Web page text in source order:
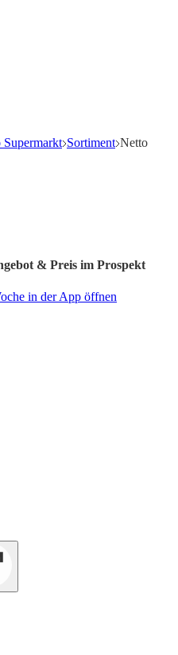
Supermarkt Sortiment Netto
& Preis im Prospekt
in der App öffnen